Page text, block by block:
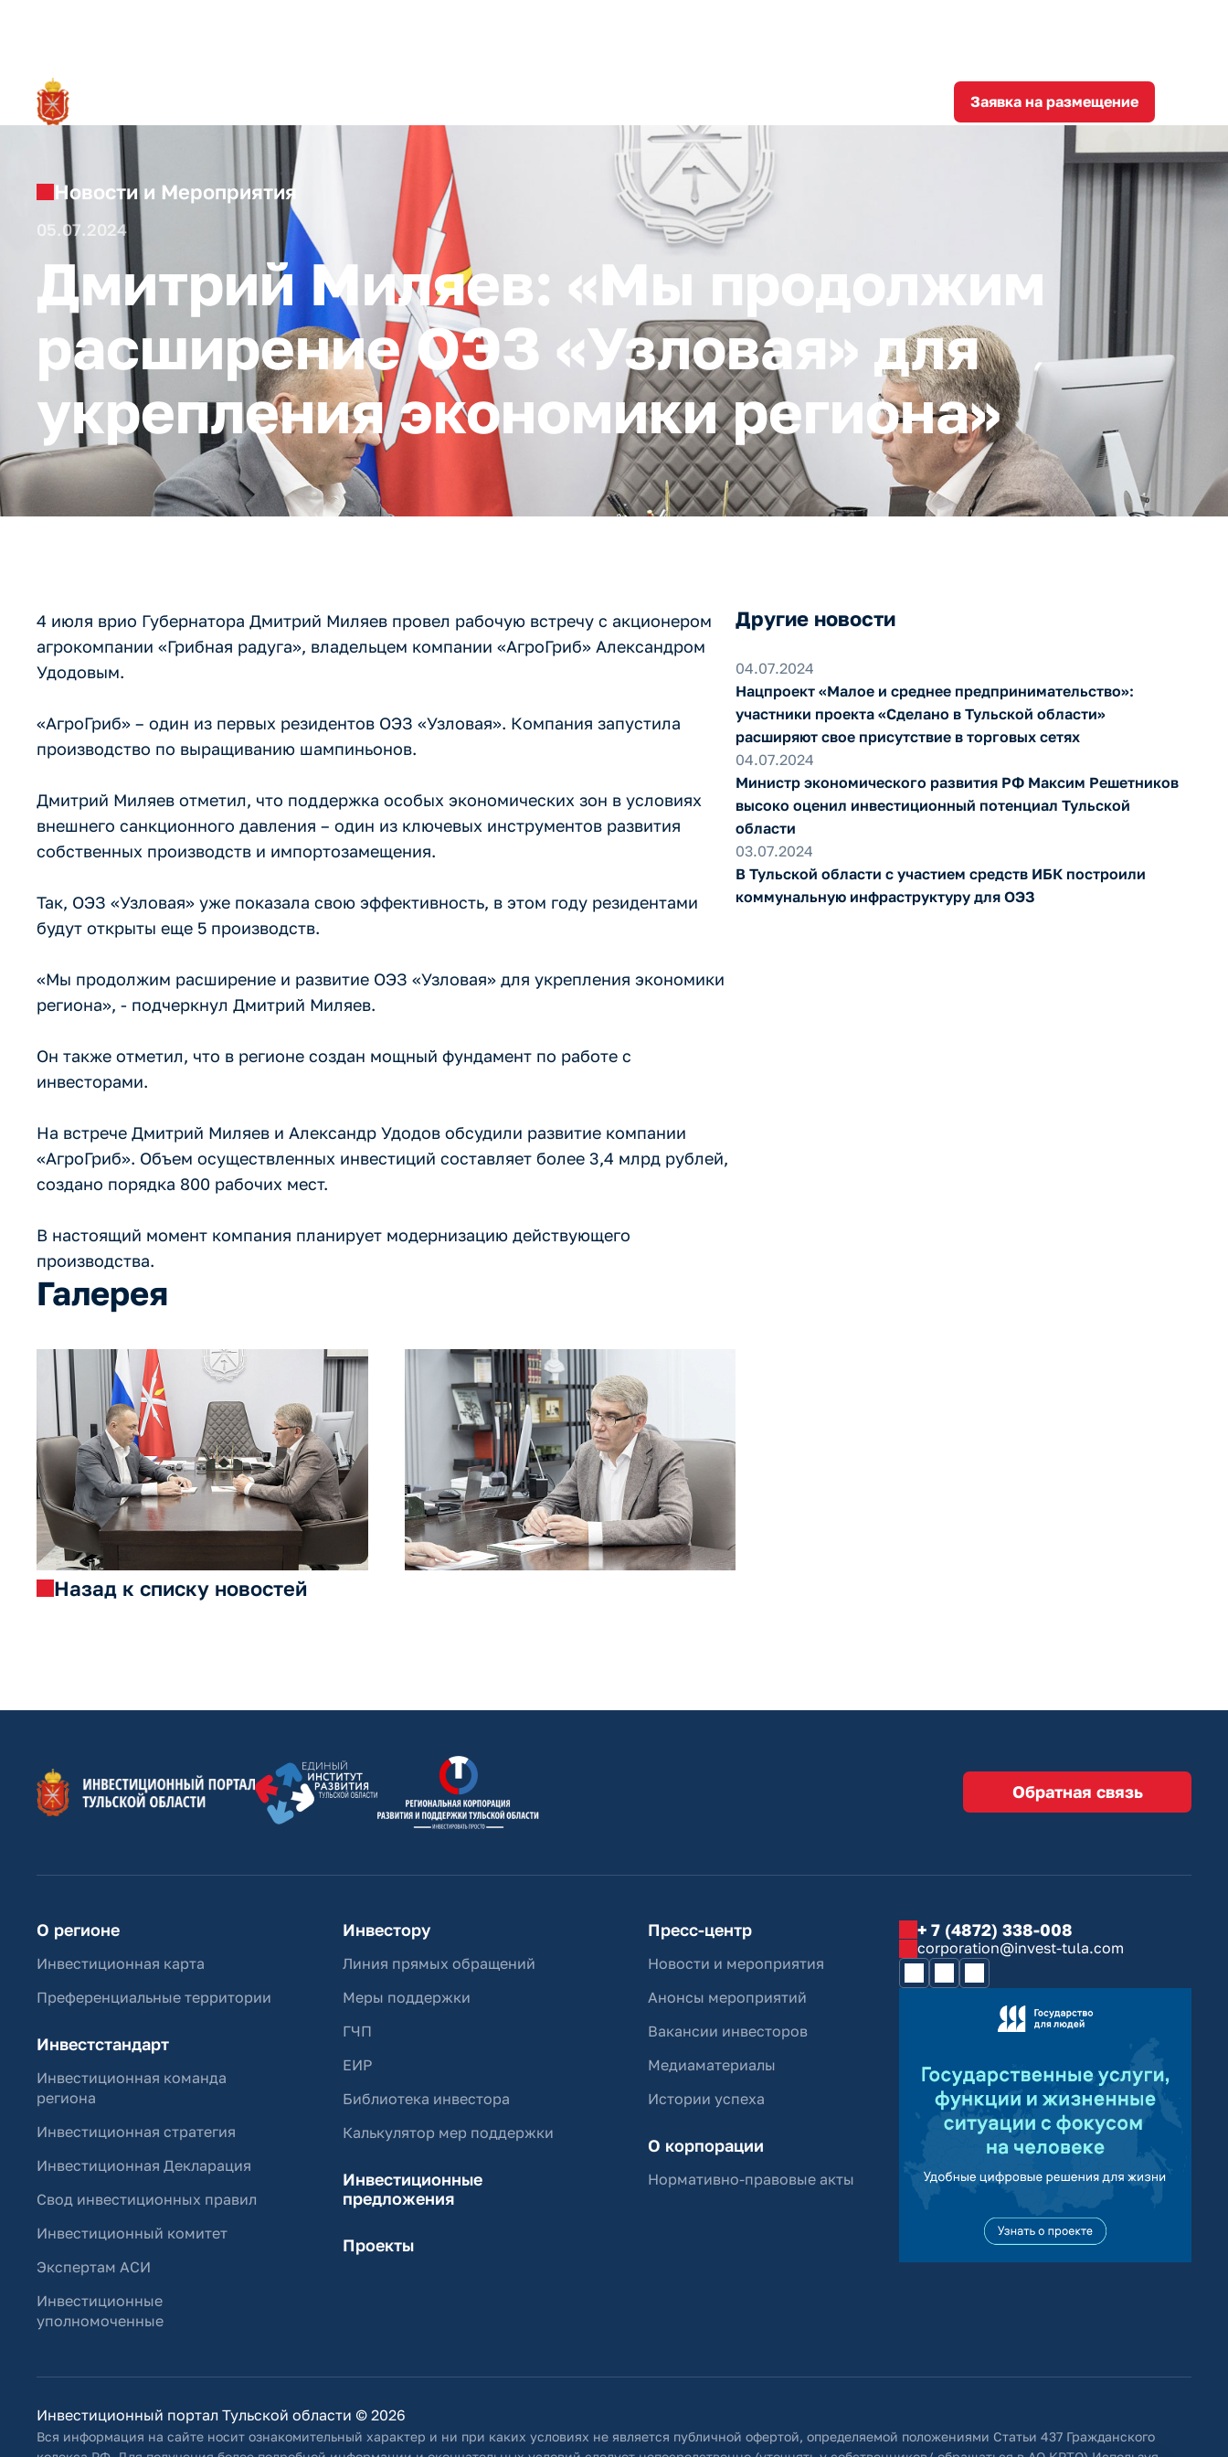
Заявка на размещение
Новости и Мероприятия
05.07.2024
Дмитрий Миляев: «Мы продолжим
расширение ОЭЗ «Узловая» для
укрепления экономики региона»
4 июля врио Губернатора Дмитрий Миляев провел рабочую встречу с акционером
агрокомпании «Грибная радуга», владельцем компании «АгроГриб» Александром
Удодовым.
«АгроГриб» – один из первых резидентов ОЭЗ «Узловая». Компания запустила
производство по выращиванию шампиньонов.
Дмитрий Миляев отметил, что поддержка особых экономических зон в условиях
внешнего санкционного давления – один из ключевых инструментов развития
собственных производств и импортозамещения.
Так, ОЭЗ «Узловая» уже показала свою эффективность, в этом году резидентами
будут открыты еще 5 производств.
«Мы продолжим расширение и развитие ОЭЗ «Узловая» для укрепления экономики
региона», - подчеркнул Дмитрий Миляев.
Он также отметил, что в регионе создан мощный фундамент по работе с
инвесторами.
На встрече Дмитрий Миляев и Александр Удодов обсудили развитие компании
«АгроГриб». Объем осуществленных инвестиций составляет более 3,4 млрд рублей,
создано порядка 800 рабочих мест.
В настоящий момент компания планирует модернизацию действующего
производства.
Галерея
Назад к списку новостей
Другие новости
04.07.2024
Нацпроект «Малое и среднее предпринимательство»:
участники проекта «Сделано в Тульской области»
расширяют свое присутствие в торговых сетях
04.07.2024
Министр экономического развития РФ Максим Решетников
высоко оценил инвестиционный потенциал Тульской
области
03.07.2024
В Тульской области с участием средств ИБК построили
коммунальную инфраструктуру для ОЭЗ
Обратная связь
О регионе
Инвестиционная карта
Преференциальные территории
Инвестстандарт
Инвестиционная команда
региона
Инвестиционная стратегия
Инвестиционная Декларация
Свод инвестиционных правил
Инвестиционный комитет
Экспертам АСИ
Инвестиционные
уполномоченные
Инвестору
Линия прямых обращений
Меры поддержки
ГЧП
ЕИР
Библиотека инвестора
Калькулятор мер поддержки
Инвестиционные
предложения
Проекты
Пресс-центр
Новости и мероприятия
Анонсы мероприятий
Вакансии инвесторов
Медиаматериалы
Истории успеха
О корпорации
Нормативно-правовые акты
+ 7 (4872) 338-008
corporation@invest-tula.com
Инвестиционный портал Тульской области © 2026
Вся информация на сайте носит ознакомительный характер и ни при каких условиях не является публичной офертой, определяемой положениями Статьи 437 Гражданского